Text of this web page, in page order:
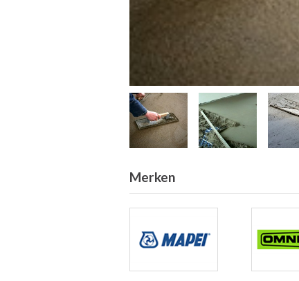
Merken